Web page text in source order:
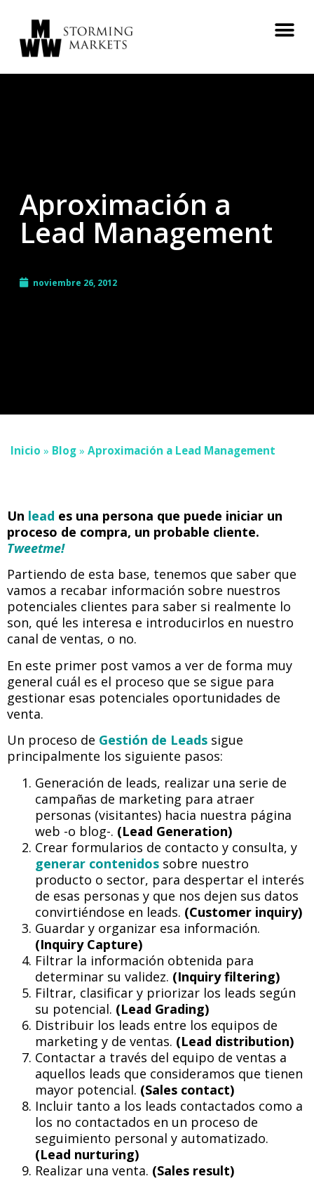
Aproximación a
Lead Management
noviembre 26, 2012
Inicio » Blog » Aproximación a Lead Management
Un lead es una persona que puede iniciar un
proceso de compra, un probable cliente.
Tweetme!
Partiendo de esta base, tenemos que saber que
vamos a recabar información sobre nuestros
potenciales clientes para saber si realmente lo
son, qué les interesa e introducirlos en nuestro
canal de ventas, o no.
En este primer post vamos a ver de forma muy
general cuál es el proceso que se sigue para
gestionar esas potenciales oportunidades de
venta.
Un proceso de Gestión de Leads sigue
principalmente los siguiente pasos:
Generación de leads, realizar una serie de
campañas de marketing para atraer
personas (visitantes) hacia nuestra página
web -o blog-. (Lead Generation)
Crear formularios de contacto y consulta, y
generar contenidos sobre nuestro
producto o sector, para despertar el interés
de esas personas y que nos dejen sus datos
convirtiéndose en leads. (Customer inquiry)
Guardar y organizar esa información.
(Inquiry Capture)
Filtrar la información obtenida para
determinar su validez. (Inquiry filtering)
Filtrar, clasificar y priorizar los leads según
su potencial. (Lead Grading)
Distribuir los leads entre los equipos de
marketing y de ventas. (Lead distribution)
Contactar a través del equipo de ventas a
aquellos leads que consideramos que tienen
mayor potencial. (Sales contact)
Incluir tanto a los leads contactados como a
los no contactados en un proceso de
seguimiento personal y automatizado.
(Lead nurturing)
Realizar una venta. (Sales result)